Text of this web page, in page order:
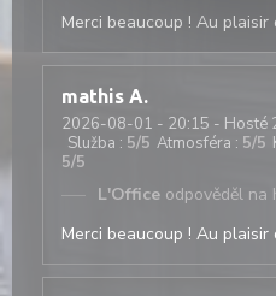
Merci beaucoup ! Au
mathis A
2026-08-01 - 20:15 - Hosté
Služba : 5/5 Atmosféra : 5/5
5/5
L'Office odpověděl na
Merci beaucoup ! Au